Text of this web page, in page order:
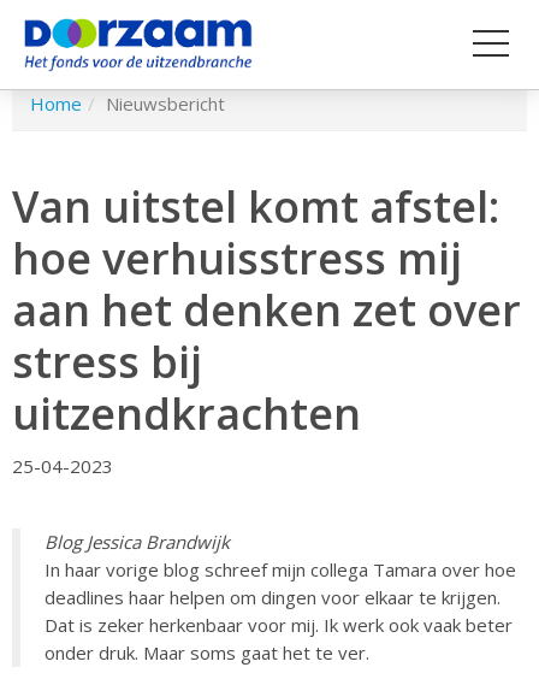
Spring
inhoud
Home Nieuwsbericht
Van uitstel komt afstel:
hoe verhuisstress mij
aan het denken zet over
stress bij
uitzendkrachten
25-04-2023
Blog Jessica Brandwijk
In haar vorige blog schreef mijn collega Tamara over hoe
deadlines haar helpen om dingen voor elkaar te krijgen.
Dat is zeker herkenbaar voor mij. Ik werk ook vaak beter
onder druk. Maar soms gaat het te ver.